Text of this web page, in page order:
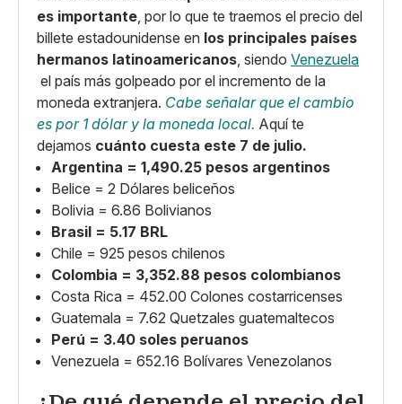
es importante , por lo que te traemos el precio del
billete estadounidense en los principales países
hermanos latinoamericanos , siendo Venezuela
el país más golpeado por el incremento de la
moneda extranjera. Cabe señalar que el cambio
es por 1 dólar y la moneda local. Aquí te
dejamos cuánto cuesta este 7 de julio.
Argentina = 1,490.25 pesos argentinos
Belice = 2 Dólares beliceños
Bolivia = 6.86 Bolivianos
Brasil = 5.17 BRL
Chile = 925 pesos chilenos
Colombia = 3,352.88 pesos colombianos
Costa Rica = 452.00 Colones costarricenses
Guatemala = 7.62 Quetzales guatemaltecos
Perú = 3.40 soles peruanos
Venezuela = 652.16 Bolívares Venezolanos